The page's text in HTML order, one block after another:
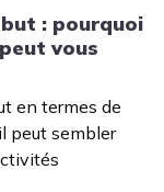
but : pourquoi
vous
en termes de
peut sembler